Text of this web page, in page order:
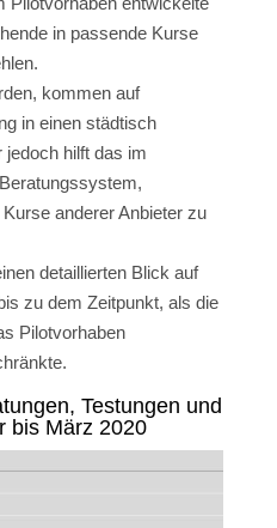
in passende Kurse
kommen auf
in einen städtisch
jedoch hilft das im
anderer Anbieter zu
detaillierten Blick auf
zu dem Zeitpunkt, als die
Pilotvorhaben
Testungen und
bis März 2020